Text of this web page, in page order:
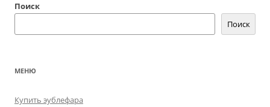
Поиск
Поиск
МЕНЮ
Купить эублефара